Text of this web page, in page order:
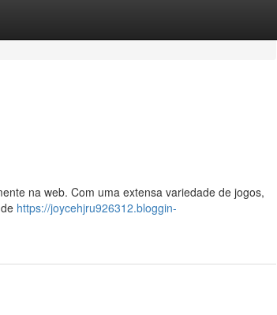
na web. Com uma extensa variedade de jogos,
https://joycehjru926312.bloggin-